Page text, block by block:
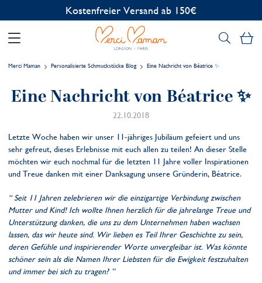
Kostenfreier Versand ab 150€
Merci Maman Personalisierte Schmuckstücke Blog Eine Nachricht von Béatrice ✨
Eine Nachricht von Béatrice ✨
22.10.2018
Letzte Woche haben wir unser 11-jähriges Jubiläum gefeiert und uns
sehr gefreut, dieses Erlebnisse mit euch allen zu teilen! An dieser Stelle
möchten wir euch nochmal für die letzten 11 Jahre voller Inspirationen
und Treue danken mit einer Danksagung unsere Gründerin, Béatrice.
“ Seit 11 Jahren zelebrieren wir die einzigartige Verbindung zwischen
Mutter und Kind! Ich wollte Ihnen herzlich für die jahrelange Treue und
Unterstützung danken, die uns zu dem Unternehmen haben wachsen
lassen, das wir heute sind. Wir lieben es Teil Ihrer Geschichte zu sein,
deren Gefühle und inspirierender Worte unvergleibar ist. Was könnte
schöner sein als die Namen Ihrer Liebsten für die Ewigkeit festzuhalten
und immer bei sich zu tragen? ”